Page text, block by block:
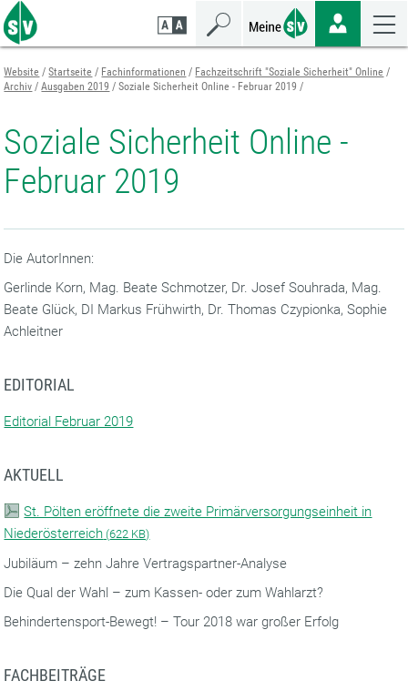
Zum
Seiteninhalt
springen
Zur
Navigation
springen
Zur
Mobilen
Navigation
springen
Website Startseite Fachinformationen
Fachzeitschrift "Soziale Sicherheit" Online
Archiv
Ausgaben 2019 Soziale Sicherheit Online - Februar 2019
Soziale Sicherheit Online -
Februar 2019
Die AutorInnen:
Gerlinde Korn, Mag. Beate Schmotzer, Dr. Josef Souhrada, Mag.
Beate Glück, DI Markus Frühwirth, Dr. Thomas Czypionka, Sophie
Achleitner
EDITORIAL
Editorial Februar 2019
AKTUELL
St. Pölten eröffnete die zweite Primärversorgungseinheit in
Niederösterreich (622 KB)
Jubiläum – zehn Jahre Vertragspartner-Analyse
Die Qual der Wahl – zum Kassen- oder zum Wahlarzt?
Behindertensport-Bewegt! – Tour 2018 war großer Erfolg
FACHBEITRÄGE